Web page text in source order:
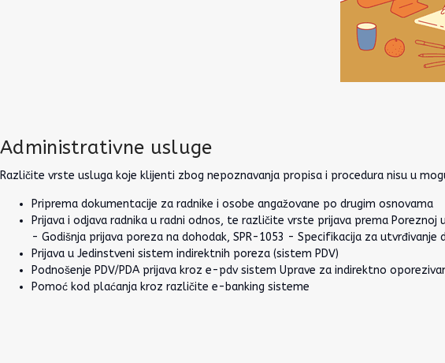
Administrativne usluge
Različite vrste usluga koje klijenti zbog nepoznavanja propisa i procedura nisu u
Priprema dokumentacije za radnike i osobe angažovane po drugim osnovama
Prijava i odjava radnika u radni odnos, te različite vrste prijava prema Poreznoj
- Godišnja prijava poreza na dohodak, SPR-1053 - Specifikacija za
Prijava u Jedinstveni sistem indirektnih poreza (sistem PDV)
Podnošenje PDV/PDA prijava kroz e-pdv sistem Uprave za indirektno
Pomoć kod plaćanja kroz različite e-banking sisteme